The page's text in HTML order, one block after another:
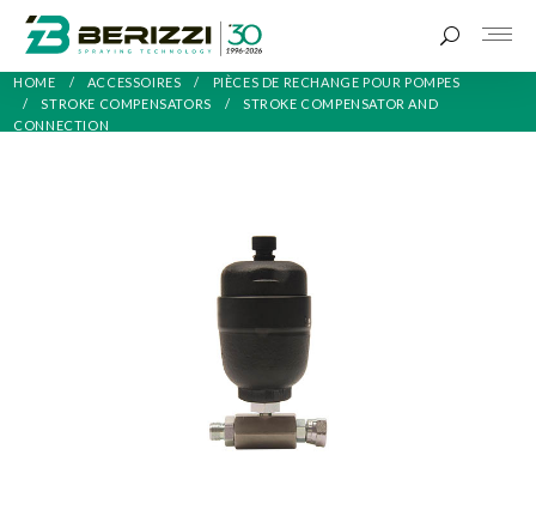
HOME ACCESSOIRES
PIÈCES DE RECHANGE POUR POMPES
STROKE COMPENSATORS
STROKE COMPENSATOR AND
CONNECTION